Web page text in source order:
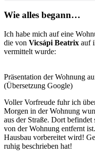
Wie alles begann…
Ich habe mich auf eine
die von Vicsápi Beatrix auf
vermittelt wurde:
Präsentation der Wohnung
(Übersetzung Google)
Voller Vorfreude fuhr ich
Morgen in der Wohnung
aus der Straße. Dort
von der Wohnung entfernt
Hausbau vorbereitet wird!
ruhig beschrieben hat!